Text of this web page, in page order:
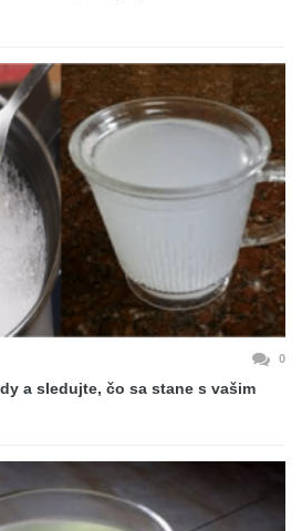
0
a sledujte, čo sa stane s vašim